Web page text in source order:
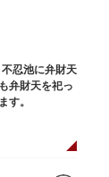
忍池に弁財天
弁財天を祀っ
す。